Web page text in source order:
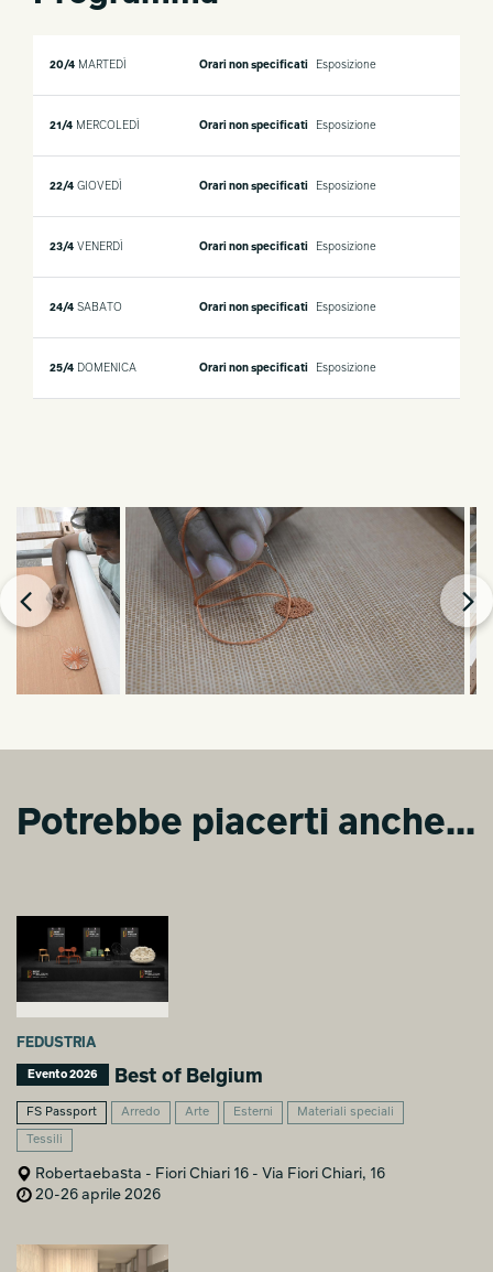
20/4 MARTEDÌ Orari non specificati Esposizione
21/4 MERCOLEDÌ Orari non specificati Esposizione
22/4 GIOVEDÌ Orari non specificati Esposizione
23/4 VENERDÌ Orari non specificati Esposizione
24/4 SABATO Orari non specificati Esposizione
25/4 DOMENICA Orari non specificati Esposizione
Potrebbe piacerti anche...
FEDUSTRIA
Evento 2026 Best of Belgium
FS Passport Arredo Arte Esterni Materiali speciali
Tessili
Robertaebasta - Fiori Chiari 16 - Via Fiori Chiari, 16
20-26 aprile 2026